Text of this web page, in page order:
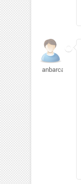
anbarca711